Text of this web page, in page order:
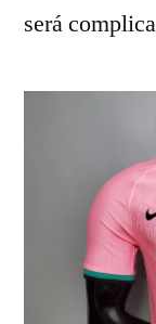
será